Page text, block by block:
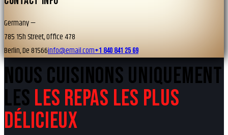
Germany —
785 15h Street, Office 478
Berlin, De 81566info@email.com+1 840 841 25 69
NOUS CUISINONS UNIQUEMENT
LES LES REPAS LES PLUS
DÉLICIEUX